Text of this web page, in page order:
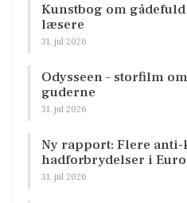
Kunstbog om
læsere
31. jul 2026
Odysseen – storfilm
guderne
31. jul 2026
Ny rapport: Flere
hadforbrydelser i
31. jul 2026